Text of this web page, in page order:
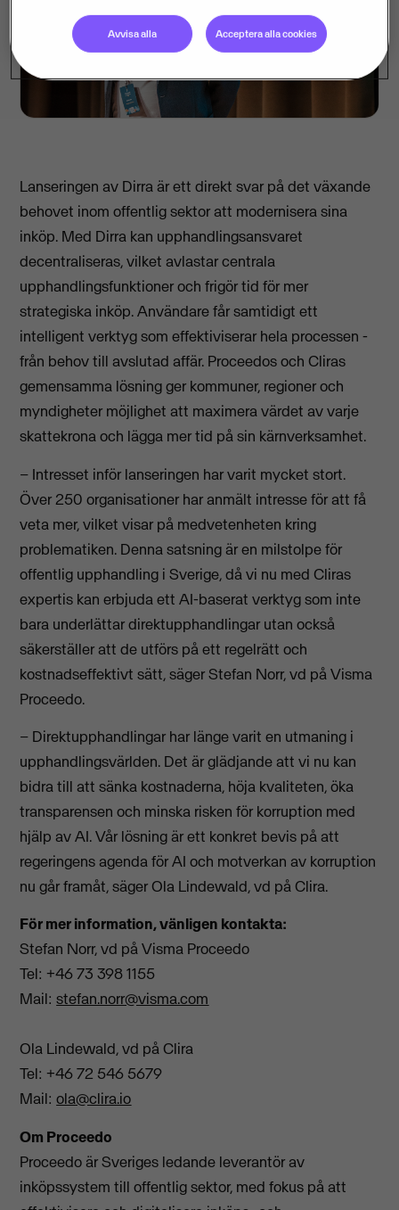
Lanseringen av Dirra är ett direkt svar på det växande
behovet inom offentlig sektor att modernisera sina
inköp. Med Dirra kan upphandlingsansvaret
decentraliseras, vilket avlastar centrala
upphandlingsfunktioner och frigör tid för mer
strategiska inköp. Användare får samtidigt ett
intelligent verktyg som effektiviserar hela processen -
från behov till avslutad affär. Proceedos och Cliras
gemensamma lösning ger kommuner, regioner och
myndigheter möjlighet att maximera värdet av varje
skattekrona och lägga mer tid på sin kärnverksamhet.
– Intresset inför lanseringen har varit mycket stort.
Över 250 organisationer har anmält intresse för att få
veta mer, vilket visar på medvetenheten kring
problematiken. Denna satsning är en milstolpe för
offentlig upphandling i Sverige, då vi nu med Cliras
expertis kan erbjuda ett AI-baserat verktyg som inte
bara underlättar direktupphandlingar utan också
säkerställer att de utförs på ett regelrätt och
kostnadseffektivt sätt, säger Stefan Norr, vd på Visma
Proceedo.
– Direktupphandlingar har länge varit en utmaning i
upphandlingsvärlden. Det är glädjande att vi nu kan
bidra till att sänka kostnaderna, höja kvaliteten, öka
transparensen och minska risken för korruption med
hjälp av AI. Vår lösning är ett konkret bevis på att
regeringens agenda för AI och motverkan av korruption
nu går framåt, säger Ola Lindewald, vd på Clira.
För mer information, vänligen kontakta:
Stefan Norr, vd på Visma Proceedo
Tel: +46 73 398 1155
Mail:stefan.norr@visma.com
Ola Lindewald, vd på Clira
Tel: +46 72 546 5679
Mail:ola@clira.io
Om Proceedo
Proceedo är Sveriges ledande leverantör av
inköpssystem till offentlig sektor, med fokus på att
Avvisa alla Acceptera alla cookies